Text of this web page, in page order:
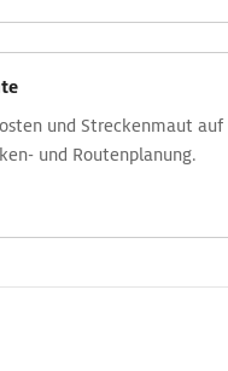
und Streckenmaut auf
und Routenplanung.